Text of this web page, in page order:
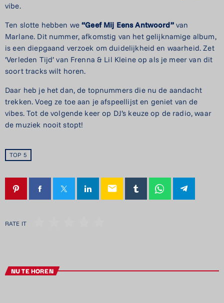
vibe.
Ten slotte hebben we“Geef Mij Eens Antwoord”van
Marlane. Dit nummer, afkomstig van het gelijknamige album,
is een diepgaand verzoek om duidelijkheid en waarheid. Zet
‘Verleden Tijd’ van Frenna & Lil Kleine op als je meer van dit
soort tracks wilt horen.
Daar heb je het dan, de topnummers die nu de aandacht
trekken. Voeg ze toe aan je afspeellijst en geniet van de
vibes. Tot de volgende keer op DJ’s keuze op de radio, waar
de muziek nooit stopt!
TOP 5
email
RATE IT
NU TE HOREN